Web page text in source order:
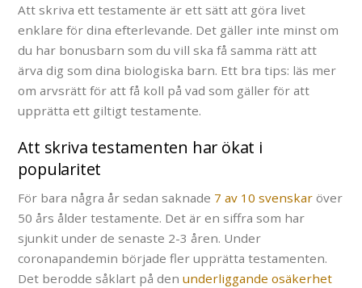
Att skriva ett testamente är ett sätt att göra livet
enklare för dina efterlevande. Det gäller inte minst om
du har bonusbarn som du vill ska få samma rätt att
ärva dig som dina biologiska barn. Ett bra tips: läs mer
om arvsrätt för att få koll på vad som gäller för att
upprätta ett giltigt testamente.
Att skriva testamenten har ökat i
popularitet
För bara några år sedan saknade 7 av 10 svenskar över
50 års ålder testamente. Det är en siffra som har
sjunkit under de senaste 2-3 åren. Under
coronapandemin började fler upprätta testamenten.
Det berodde såklart på denunderliggande osäkerhet